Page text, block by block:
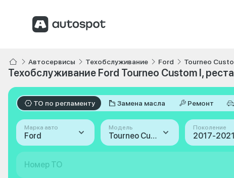
Автосервисы Техобслуживание Ford Tourneo
Техобслуживание Ford Tourneo Custom I,
ТО по регламенту Замена масла Ремонт
Марка авто
Ford
Модель
Tourneo Custom
Поколение
Номер ТО